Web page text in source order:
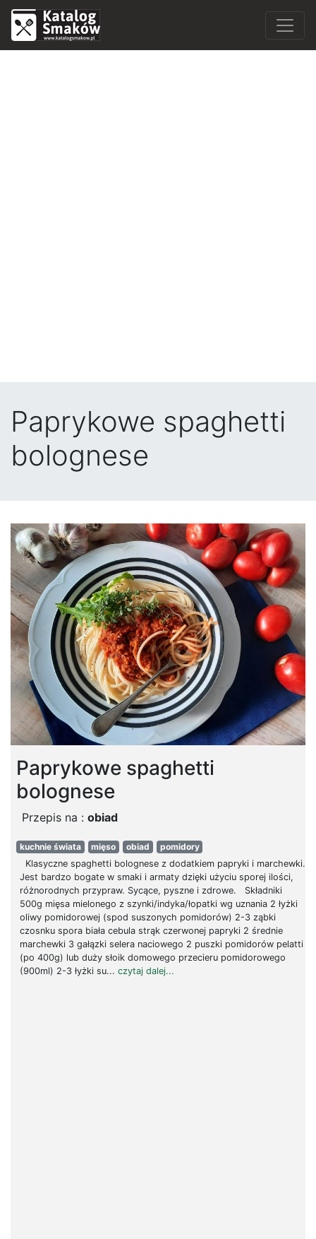
Paprykowe spaghetti
bolognese
Paprykowe spaghetti
bolognese
Przepis na : obiad
kuchnie świata mięso obiad
pomidory
Klasyczne spaghetti bolognese z dodatkiem papryki i marchewki.
Jest bardzo bogate w smaki i armaty dzięki użyciu sporej ilości,
różnorodnych przypraw. Sycące, pyszne i zdrowe. Składniki
500g mięsa mielonego z szynki/indyka/łopatki wg uznania 2 łyżki
oliwy pomidorowej (spod suszonych pomidorów) 2-3 ząbki
czosnku spora biała cebula strąk czerwonej papryki 2 średnie
marchewki 3 gałązki selera naciowego 2 puszki pomidorów pelatti
(po 400g) lub duży słoik domowego przecieru pomidorowego
(900ml) 2-3 łyżki su... czytaj dalej...